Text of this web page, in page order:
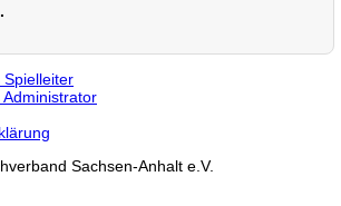
Sachsen-Anhalt e.V.